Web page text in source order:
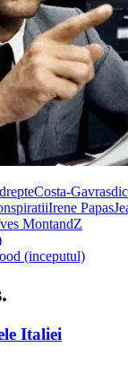
Costa-Gavras
Irene Papas
MontandZ
(inceputul)
Italiei